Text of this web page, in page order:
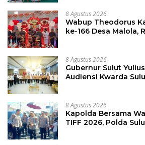
8 Agustus 2026
Wabup Theodorus
ke-166 Desa Malola,
8 Agustus 2026
Gubernur Sulut
Audiensi Kwarda
8 Agustus 2026
Kapolda Bersama
TIFF 2026, Polda